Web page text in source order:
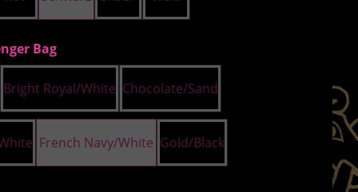
Bagauswählen
ist zurzeit nicht verfügbar.)
Bright Royal/White Chocolate/Sand
French Navy/White Gold/Black